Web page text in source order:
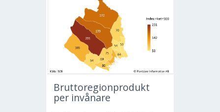
Bruttoregionprodukt
per invånare